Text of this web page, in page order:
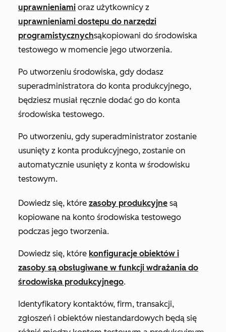
uprawnieniami oraz użytkownicy z
uprawnieniami dostępu do narzędzi
programistycznychsąkopiowani do środowiska
testowego w momencie jego utworzenia.
Po utworzeniu środowiska, gdy dodasz
superadministratora do konta produkcyjnego,
będziesz musiał ręcznie dodać go do konta
środowiska testowego.
Po utworzeniu, gdy superadministrator zostanie
usunięty z konta produkcyjnego, zostanie on
automatycznie usunięty z konta w środowisku
testowym.
Dowiedz się, które zasoby produkcyjne są
kopiowane na konto środowiska testowego
podczas jego tworzenia.
Dowiedz się, które konfiguracje obiektów i
zasoby są obsługiwane w funkcji wdrażania do
środowiska produkcyjnego.
Identyfikatory kontaktów, firm, transakcji,
zgłoszeń i obiektów niestandardowych będą się